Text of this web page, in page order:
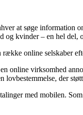
at søge information
og kvinder – en hel del,
online selskaber
online virksomhed
der
med mobilen.